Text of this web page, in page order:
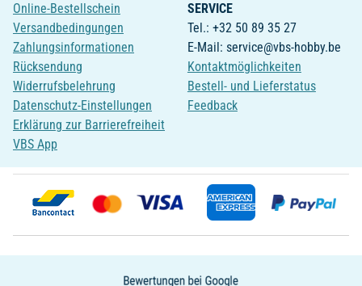
Online-Bestellschein
Versandbedingungen
Zahlungsinformationen
Rücksendung
Widerrufsbelehrung
Datenschutz-Einstellungen
Erklärung zur Barrierefreiheit
VBS App
SERVICE
Tel.: +32 50 89 35 27
E-Mail: service@vbs-hobby.be
Kontaktmöglichkeiten
Bestell- und Lieferstatus
Feedback